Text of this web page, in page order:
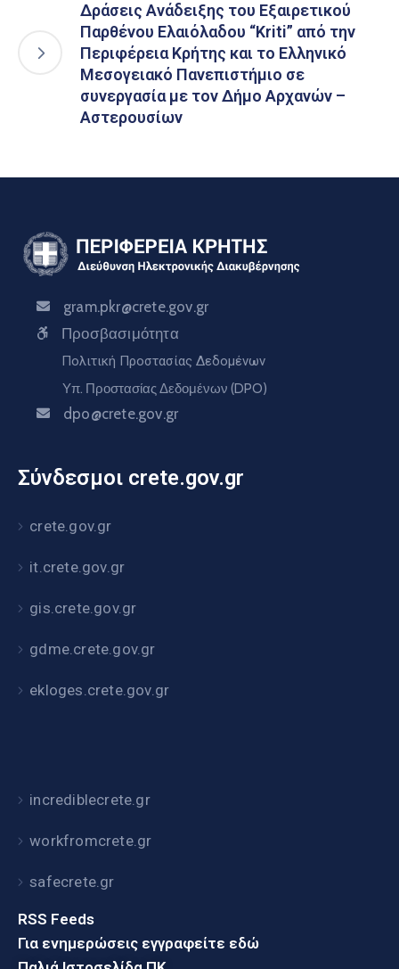
Δράσεις Ανάδειξης του Εξαιρετικού
Παρθένου Ελαιόλαδου “Kriti” από την
Περιφέρεια Κρήτης και το Ελληνικό
Μεσογειακό Πανεπιστήμιο σε
συνεργασία με τον Δήμο Αρχανών –
Αστερουσίων
gram.pkr@crete.gov.gr
Προσβασιμότητα
Πολιτική Προστασίας Δεδομένων
Υπ. Προστασίας Δεδομένων (DPO)
dpo@crete.gov.gr
Σύνδεσμοι crete.gov.gr
crete.gov.gr
it.crete.gov.gr
gis.crete.gov.gr
gdme.crete.gov.gr
ekloges.crete.gov.gr
incrediblecrete.gr
workfromcrete.gr
safecrete.gr
RSS Feeds
Για ενημερώσεις εγγραφείτε εδώ